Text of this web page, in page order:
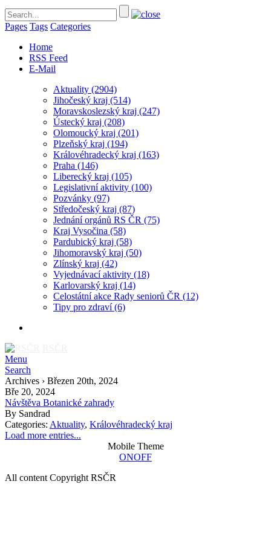
Pages Tags Categories
Home
RSS Feed
E-Mail
Aktuality (2904)
Jihočeský kraj (514)
Moravskoslezský kraj (247)
Ústecký kraj (208)
Olomoucký kraj (201)
Plzeňský kraj (194)
Královéhradecký kraj (163)
Praha (146)
Liberecký kraj (105)
Legislativní aktivity (100)
Pozvánky (97)
Středočeský kraj (87)
Jednání orgánů RS ČR (75)
Kraj Vysočina (58)
Pardubický kraj (58)
Jihomoravský kraj (50)
Zlínský kraj (42)
Vyjednávací aktivity (18)
Karlovarský kraj (14)
Celostátní akce Rady seniorů ČR (12)
Tipy pro zdraví(6)
Menu
Search
Archives › Březen 20th, 2024
Bře 20, 2024
Návštěva Botanické zahrady
By Sandrad
Categories: Aktuality, Královéhradecký kraj
Load more entries...
Mobile Theme
ONOFF
All content Copyright RSČR